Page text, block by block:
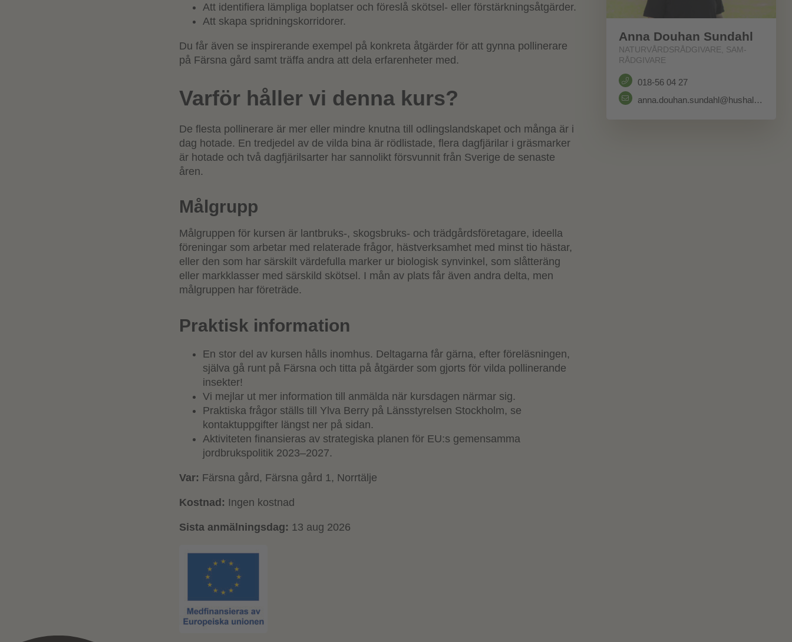
Att identifiera lämpliga boplatser och föreslå skötsel- eller förstärkningsåtgärder.
Att skapa spridningskorridorer.
Du får även se inspirerande exempel på konkreta åtgärder för att gynna pollinerare
på Färsna gård samt träffa andra att dela erfarenheter med.
Varför håller vi denna kurs?
De flesta pollinerare är mer eller mindre knutna till odlingslandskapet och många är i
dag hotade. En tredjedel av de vilda bina är rödlistade, flera dagfjärilar i gräsmarker
är hotade och två dagfjärilsarter har sannolikt försvunnit från Sverige de senaste
åren.
Målgrupp
Målgruppen för kursen är lantbruks-, skogsbruks- och trädgårdsföretagare, ideella
föreningar som arbetar med relaterade frågor, hästverksamhet med minst tio hästar,
eller den som har särskilt värdefulla marker ur biologisk synvinkel, som slåtteräng
eller markklasser med särskild skötsel. I mån av plats får även andra delta, men
målgruppen har företräde.
Praktisk information
En stor del av kursen hålls inomhus. Deltagarna får gärna, efter föreläsningen,
själva gå runt på Färsna och titta på åtgärder som gjorts för vilda pollinerande
insekter!
Vi mejlar ut mer information till anmälda när kursdagen närmar sig.
Praktiska frågor ställs till Ylva Berry på Länsstyrelsen Stockholm, se
kontaktuppgifter längst ner på sidan.
Aktiviteten finansieras av strategiska planen för EU:s gemensamma
jordbrukspolitik 2023–2027.
Var: Färsna gård, Färsna gård 1, Norrtälje
Kostnad: Ingen kostnad
Sista anmälningsdag: 13 aug 2026
Anna Douhan Sundahl
NATURVÅRDSRÅDGIVARE, SAM-
RÅDGIVARE
018-56 04 27
anna.douhan.sundahl@hushallningssallskapet.se